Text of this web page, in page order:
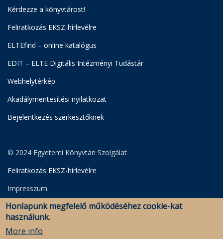
Kérdezze a könyvtárost!
Feliratkozás EKSZ-hírlevélre
ELTEfind – online katalógus
EDIT – ELTE Digitális Intézményi Tudástár
Webhelytérkép
Akadálymentesítési nyilatkozat
Bejelentkezés szerkesztőknek
© 2024 Egyetemi Könyvtári Szolgálat
Feliratkozás EKSZ-hírlevélre
Impresszum
Adatkezelési Szabályzat
Honlapunk megfelelő működéséhez cookie-kat
használunk.
More info